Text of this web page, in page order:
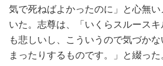
気で死ねばよかったのに」と心無
いた。志尊は、「いくらスルース
も悲しいし、こういうので気づか
まったりするものです。」と綴った